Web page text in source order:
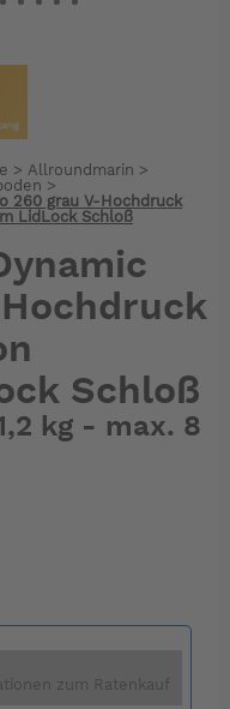
> Allroundmarin >
>
260 grau V-Hochdruck
LidLock Schloß
Schloß
kg - max. 8
zum Ratenkauf